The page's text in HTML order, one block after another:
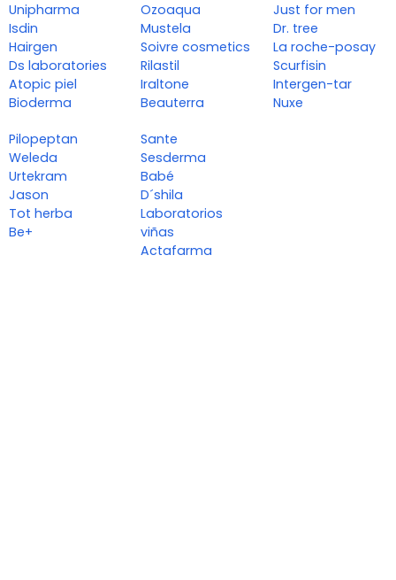
Unipharma
Isdin
Hairgen
Ds laboratories
Atopic piel
Bioderma
Ozoaqua
Mustela
Soivre cosmetics
Rilastil
Iraltone
Beauterra
Just for men
Dr. tree
La roche-posay
Scurfisin
Intergen-tar
Nuxe
Pilopeptan
Weleda
Urtekram
Jason
Tot herba
Be+
Sante
Sesderma
Babé
D´shila
Laboratorios
viñas
Actafarma